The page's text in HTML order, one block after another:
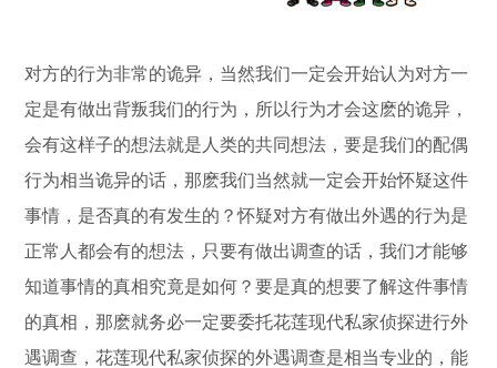
对方的行为非常的诡异，当然我们一定会开始认为对方一
定是有做出背叛我们的行为，所以行为才会这麽的诡异，
会有这样子的想法就是人类的共同想法，要是我们的配偶
行为相当诡异的话，那麽我们当然就一定会开始怀疑这件
事情，是否真的有发生的？怀疑对方有做出外遇的行为是
正常人都会有的想法，只要有做出调查的话，我们才能够
知道事情的真相究竟是如何？要是真的想要了解这件事情
的真相，那麽就务必一定要委托花莲现代私家侦探进行外
遇调查，花莲现代私家侦探的外遇调查是相当专业的，能